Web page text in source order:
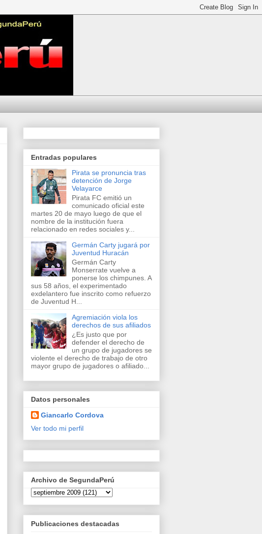
Entradas populares
Pirata se pronuncia tras
detención de Jorge
Velayarce
Pirata FC emitió un
comunicado oficial este
martes 20 de mayo luego de que el
nombre de la institución fuera
relacionado en redes sociales y...
Germán Carty jugará por
Juventud Huracán
Germán Carty
Monserrate vuelve a
ponerse los chimpunes. A
sus 58 años, el experimentado
exdelantero fue inscrito como refuerzo
de Juventud H...
Agremiación viola los
derechos de sus afiliados
¿Es justo que por
defender el derecho de
un grupo de jugadores se
violente el derecho de trabajo de otro
mayor grupo de jugadores o afiliado...
Datos personales
Giancarlo Cordova
Ver todo mi perfil
Archivo de SegundaPerú
Publicaciones destacadas